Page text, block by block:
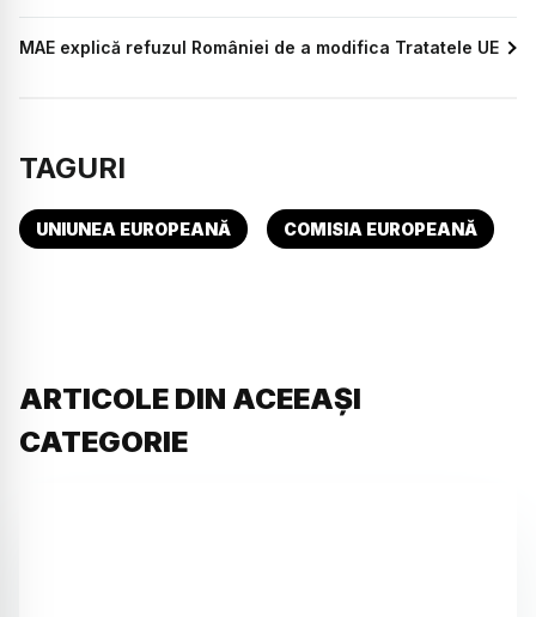
MAE explică refuzul României de a modifica Tratatele UE
TAGURI
UNIUNEA EUROPEANĂ COMISIA EUROPEANĂ
ARTICOLE DIN ACEEAȘI
CATEGORIE